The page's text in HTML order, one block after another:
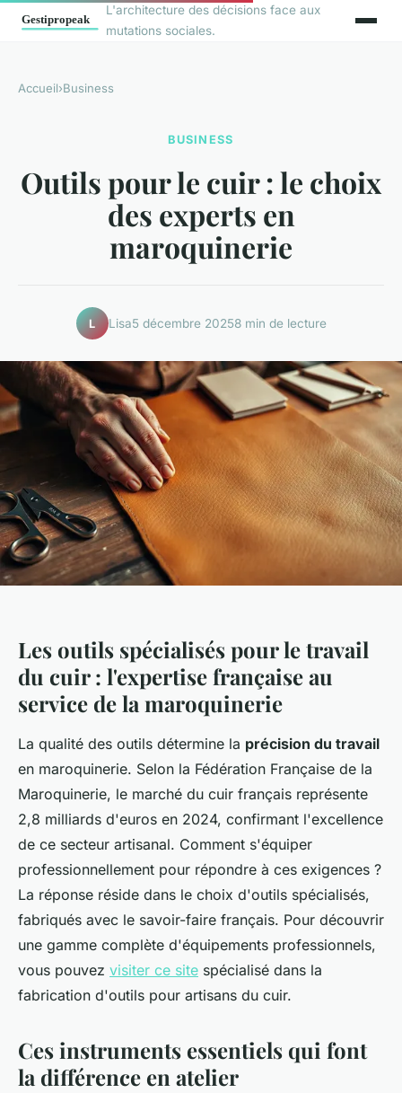
L'architecture des décisions face aux
mutations sociales.
Accueil›Business
BUSINESS
Outils pour le cuir : le choix
des experts en
maroquinerie
L Lisa5 décembre 20258 min de lecture
Les outils spécialisés pour le travail
du cuir : l'expertise française au
service de la maroquinerie
La qualité des outils détermine la précision du travail
en maroquinerie. Selon la Fédération Française de la
Maroquinerie, le marché du cuir français représente
2,8 milliards d'euros en 2024, confirmant l'excellence
de ce secteur artisanal. Comment s'équiper
professionnellement pour répondre à ces exigences ?
La réponse réside dans le choix d'outils spécialisés,
fabriqués avec le savoir-faire français. Pour découvrir
une gamme complète d'équipements professionnels,
vous pouvez visiter ce site spécialisé dans la
fabrication d'outils pour artisans du cuir.
Ces instruments essentiels qui font
la différence en atelier